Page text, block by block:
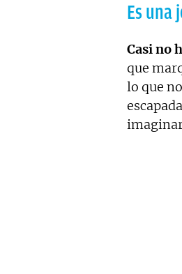
Es una
Casi no
que
lo que